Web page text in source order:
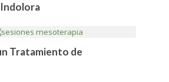
Tratamiento de